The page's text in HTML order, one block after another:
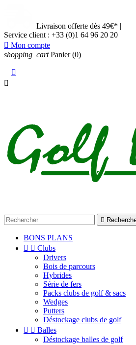
Livraison offerte dès 49€* |
Service client : +33 (0)1 64 96 20 20
 Mon compte
shopping_cart Panier (0)



BONS PLANS
  Clubs
Drivers
Bois de parcours
Hybrides
Série de fers
Packs clubs de golf & sacs
Wedges
Putters
Déstockage clubs de golf
  Balles
Déstockage balles de golf